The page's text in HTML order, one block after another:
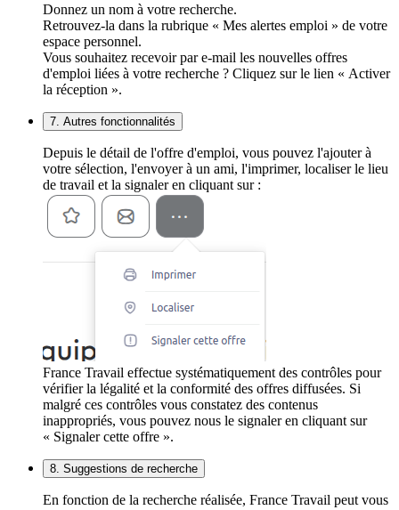
Donnez un nom à votre recherche.
Retrouvez-la dans la rubrique « Mes alertes emploi » de votre
espace personnel.
Vous souhaitez recevoir par e-mail les nouvelles offres
d'emploi liées à votre recherche ? Cliquez sur le lien « Activer
la réception ».
7. Autres fonctionnalités
Depuis le détail de l'offre d'emploi, vous pouvez l'ajouter à
votre sélection, l'envoyer à un ami, l'imprimer, localiser le lieu
de travail et la signaler en cliquant sur :
France Travail effectue systématiquement des contrôles pour
vérifier la légalité et la conformité des offres diffusées. Si
malgré ces contrôles vous constatez des contenus
inappropriés, vous pouvez nous le signaler en cliquant sur
« Signaler cette offre ».
8. Suggestions de recherche
En fonction de la recherche réalisée, France Travail peut vous